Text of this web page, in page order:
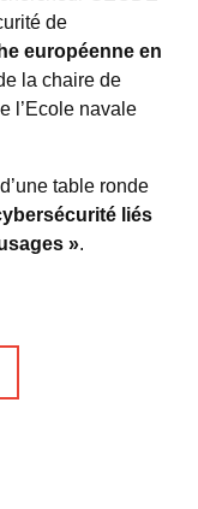
de
européenne en
la chaire de
l’Ecole navale
table ronde
liés
».